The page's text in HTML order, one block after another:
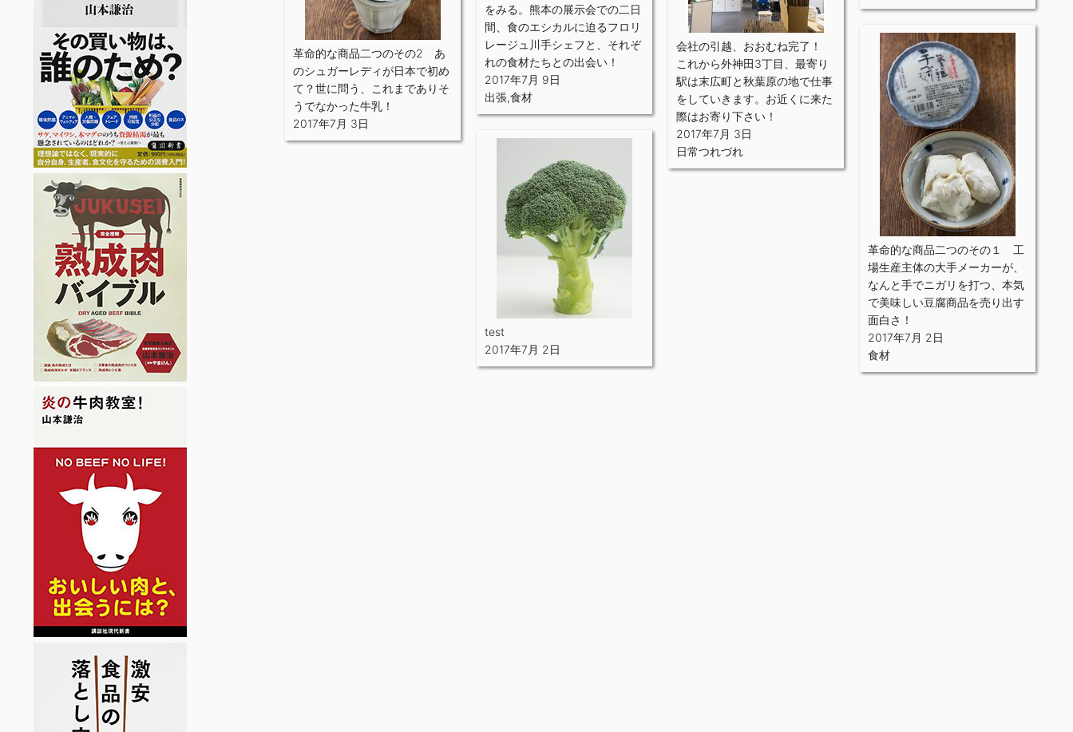
をみる。熊本の展示会での二日
間、食のエシカルに迫るフロリ
レージュ川手シェフと、それぞ
れの食材たちとの出会い！
2017年7月 9日
出張,食材
革命的な商品二つのその2 あ
のシュガーレディが日本で初め
て？世に問う、これまでありそ
うでなかった牛乳！
2017年7月 3日
会社の引越、おおむね完了！
これから外神田3丁目、最寄り
駅は末広町と秋葉原の地で仕事
をしていきます。お近くに来た
際はお寄り下さい！
2017年7月 3日
日常つれづれ
革命的な商品二つのその１ 工
場生産主体の大手メーカーが、
なんと手でニガリを打つ、本気
で美味しい豆腐商品を売り出す
面白さ！
2017年7月 2日
食材
test
2017年7月 2日